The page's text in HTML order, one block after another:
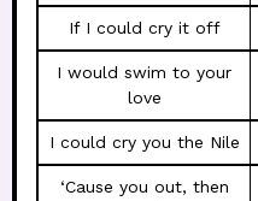
If I could cry it off
I would swim to your
love
I could cry you the Nile
‘Cause you out, then